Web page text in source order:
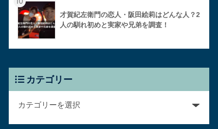
才賀紀左衛門の恋人・阪田絵莉はどんな人？2
人の馴れ初めと実家や兄弟を調査！
カテゴリー